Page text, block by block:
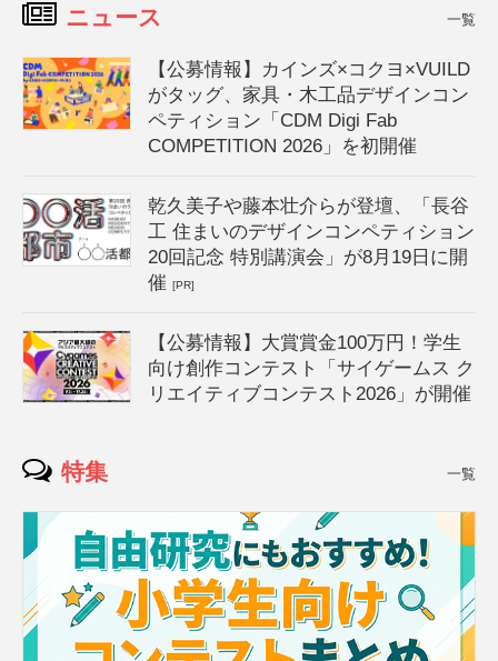
ニュース 一覧
【公募情報】カインズ×コクヨ×VUILD
がタッグ、家具・木工品デザインコン
ペティション「CDM Digi Fab
COMPETITION 2026」を初開催
乾久美子や藤本壮介らが登壇、「長谷
工 住まいのデザインコンペティション
20回記念 特別講演会」が8月19日に開
催[PR]
【公募情報】大賞賞金100万円！学生
向け創作コンテスト「サイゲームス ク
リエイティブコンテスト2026」が開催
特集 一覧